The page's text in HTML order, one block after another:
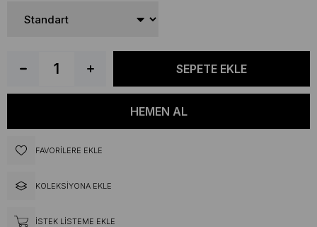
FAVORILERE EKLE
KOLEKSIYONA EKLE
İSTEK LISTEME EKLE